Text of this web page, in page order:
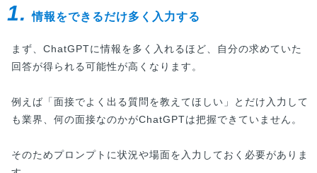
1. 情報をできるだけ多く入力する
まず、ChatGPTに情報を多く入れるほど、自分の求めていた
回答が得られる可能性が高くなります。
例えば「面接でよく出る質問を教えてほしい」とだけ入力して
も業界、何の面接なのかがChatGPTは把握できていません。
そのためプロンプトに状況や場面を入力しておく必要がありま